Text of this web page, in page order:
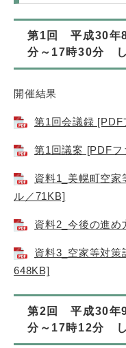
第1回 平成30年
分～17時30分
開催結果
第1回会議録 [PDF
第1回議案 [PDFフ
資料1_美幌町空家
ル／71KB]
資料2_今後の進
資料3_空家等対策
648KB]
第2回 平成30年
分～17時12分